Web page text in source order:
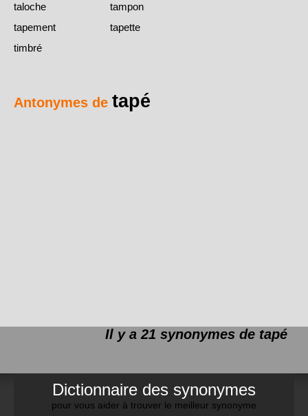
taloche
tampon
tapement
tapette
timbré
Antonymes de tapé
Il y a 21 synonymes de tapé
Dictionnaire des synonymes
pour vous aider à trouver le meilleur synonyme